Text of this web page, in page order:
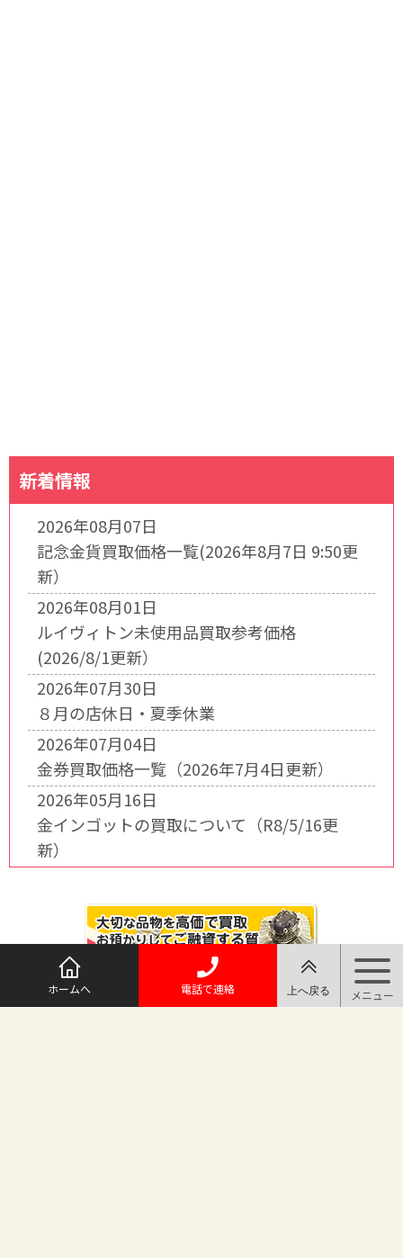
新着情報
2026年08月07日
記念金貨買取価格一覧(2026年8月7日 9:50更
新）
2026年08月01日
ルイヴィトン未使用品買取参考価格
(2026/8/1更新）
2026年07月30日
８月の店休日・夏季休業
2026年07月04日
金券買取価格一覧（2026年7月4日更新）
2026年05月16日
金インゴットの買取について（R8/5/16更
新）
ホームへ 電話で連絡